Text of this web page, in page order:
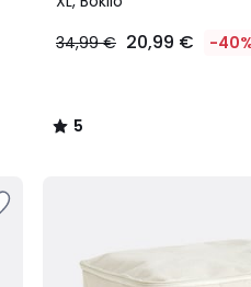
34,99 € 20,99 € -
5
/